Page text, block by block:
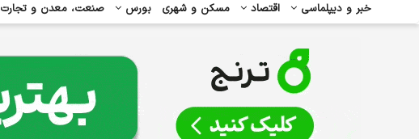
خبر و دیپلماسی اقتصاد مسکن و شهری بورس صنعت، معدن و تجارت